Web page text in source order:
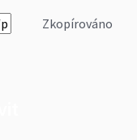
Zkopírováno